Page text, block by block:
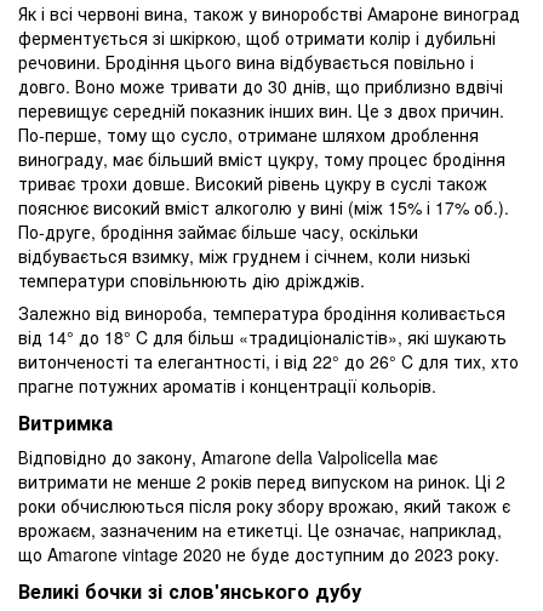
Як і всі червоні вина, також у виноробстві Амароне виноград
ферментується зі шкіркою, щоб отримати колір і дубильні
речовини. Бродіння цього вина відбувається повільно і
довго. Воно може тривати до 30 днів, що приблизно вдвічі
перевищує середній показник інших вин. Це з двох причин.
По-перше, тому що сусло, отримане шляхом дроблення
винограду, має більший вміст цукру, тому процес бродіння
триває трохи довше. Високий рівень цукру в суслі також
пояснює високий вміст алкоголю у вині (між 15% і 17% об.).
По-друге, бродіння займає більше часу, оскільки
відбувається взимку, між груднем і січнем, коли низькі
температури сповільнюють дію дріжджів.
Залежно від винороба, температура бродіння коливається
від 14° до 18° C для більш «традиціоналістів», які шукають
витонченості та елегантності, і від 22° до 26° C для тих, хто
прагне потужних ароматів і концентрації кольорів.
Витримка
Відповідно до закону, Amarone della Valpolicella має
витримати не менше 2 років перед випуском на ринок. Ці 2
роки обчислюються після року збору врожаю, який також є
врожаєм, зазначеним на етикетці. Це означає, наприклад,
що Amarone vintage 2020 не буде доступним до 2023 року.
Великі бочки зі слов'янського дубу